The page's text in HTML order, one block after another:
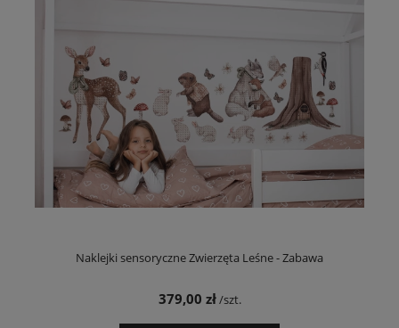
Naklejki sensoryczne Zwierzęta Leśne - Zabawa
379,00 zł/szt.